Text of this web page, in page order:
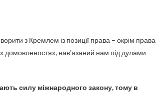
з Кремлем із позиції права – окрім права
домовленостях, нав’язаний нам під дулами
силу міжнародного закону, тому в